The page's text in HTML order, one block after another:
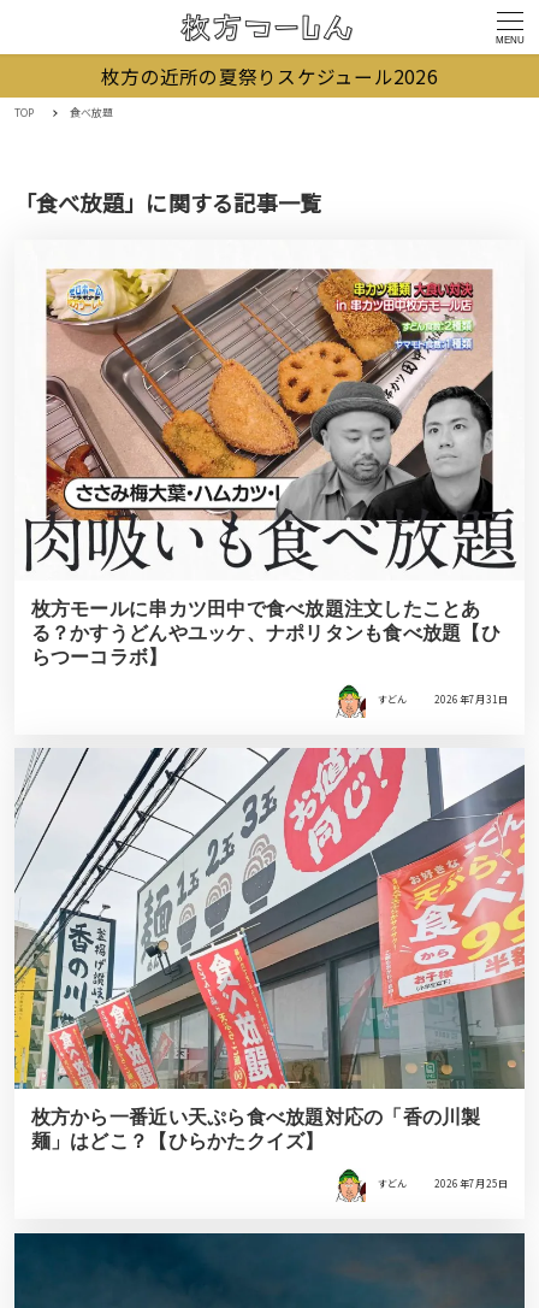
MENU
枚方の近所の夏祭りスケジュール2026
TOP 食べ放題
「食べ放題」に関する記事一覧
枚方モールに串カツ田中で食べ放題注文したことあ
る？かすうどんやユッケ、ナポリタンも食べ放題【ひ
らつーコラボ】
すどん 2026年7月31日
枚方から一番近い天ぷら食べ放題対応の「香の川製
麺」はどこ？【ひらかたクイズ】
すどん 2026年7月25日